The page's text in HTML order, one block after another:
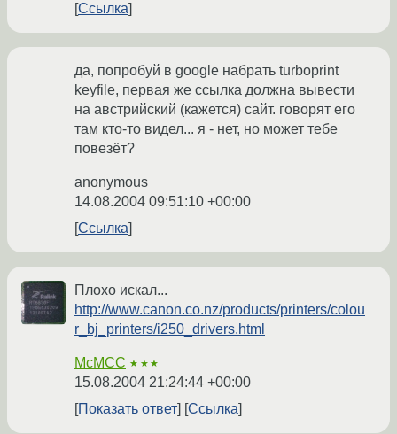
Ссылка
да, попробуй в google набрать turboprint
keyfile, первая же ссылка должна вывести
на австрийский (кажется) сайт. говорят его
там кто-то видел... я - нет, но может тебе
повезёт?
anonymous
14.08.2004 09:51:10 +00:00
Ссылка
Плохо искал...
http://www.canon.co.nz/products/printers/colou
r_bj_printers/i250_drivers.html
McMCC ★★★
15.08.2004 21:24:44 +00:00
Показать ответ
Ссылка